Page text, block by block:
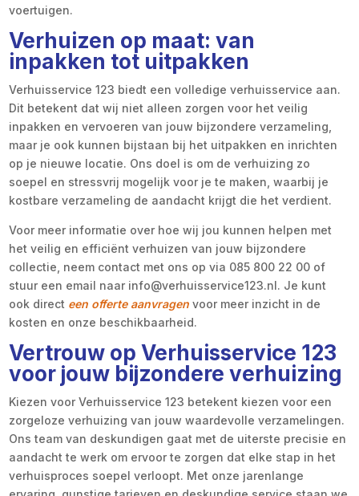
voertuigen.
Verhuizen op maat: van
inpakken tot uitpakken
Verhuisservice 123 biedt een volledige verhuisservice aan.
Dit betekent dat wij niet alleen zorgen voor het veilig
inpakken en vervoeren van jouw bijzondere verzameling,
maar je ook kunnen bijstaan bij het uitpakken en inrichten
op je nieuwe locatie. Ons doel is om de verhuizing zo
soepel en stressvrij mogelijk voor je te maken, waarbij je
kostbare verzameling de aandacht krijgt die het verdient.
Voor meer informatie over hoe wij jou kunnen helpen met
het veilig en efficiënt verhuizen van jouw bijzondere
collectie, neem contact met ons op via 085 800 22 00 of
stuur een email naar info@verhuisservice123.nl. Je kunt
ook direct een offerte aanvragen voor meer inzicht in de
kosten en onze beschikbaarheid.
Vertrouw op Verhuisservice 123
voor jouw bijzondere verhuizing
Kiezen voor Verhuisservice 123 betekent kiezen voor een
zorgeloze verhuizing van jouw waardevolle verzamelingen.
Ons team van deskundigen gaat met de uiterste precisie en
aandacht te werk om ervoor te zorgen dat elke stap in het
verhuisproces soepel verloopt. Met onze jarenlange